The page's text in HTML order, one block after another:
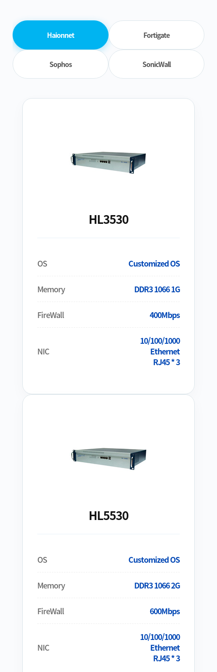
Haionnet Fortigate
Sophos SonicWall
HL3530
OS Customized OS
Memory DDR3 1066 1G
FireWall 400Mbps
NIC
10/100/1000
Ethernet
RJ45 * 3
HL5530
OS Customized OS
Memory DDR3 1066 2G
FireWall 600Mbps
NIC
10/100/1000
Ethernet
RJ45 * 3